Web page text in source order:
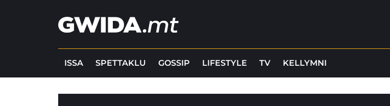
ISSA SPETTAKLU GOSSIP LIFESTYLE TV KELLYMNI